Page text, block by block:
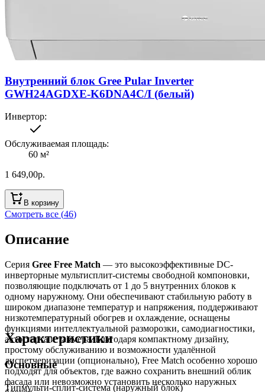
Внутренний блок Gree Pular Inverter
GWH24AGDXE-K6DNA4C/I (белый)
Инвертор:
Обслуживаемая площадь:
60 м²
1 649,00р.
В корзину
Смотреть все (46)
Описание
Серия Gree Free Match — это высокоэффективные DC-
инверторные мультисплит-системы свободной компоновки,
позволяющие подключать от 1 до 5 внутренних блоков к
одному наружному. Они обеспечивают стабильную работу в
широком диапазоне температур и напряжения, поддерживают
низкотемпературный обогрев и охлаждение, оснащены
функциями интеллектуальной разморозки, самодиагностики,
автостарта и таймера. Благодаря компактному дизайну,
простому обслуживанию и возможности удалённой
диспетчеризации (опционально), Free Match особенно хорошо
подходят для объектов, где важно сохранить внешний облик
фасада или невозможно установить несколько наружных
Характеристики
Основные
Типмульти-сплит-система (наружный блок)